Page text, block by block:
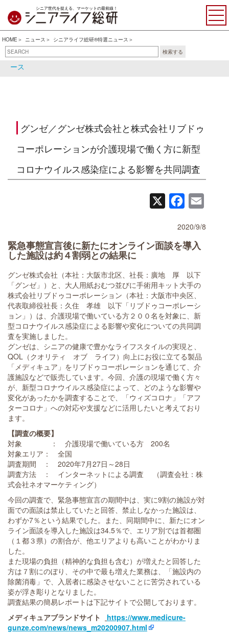
シニア世代を捉える、マーケットの最前線！
HOME ニュース
シニアライフ総研®特選ニュース
検索する
シニアライフ総研®特選ニュ
ース
シニア関連ニュース
グンゼ／グンゼ株式会社と株式会社リブドゥ
コーポレーションが介護現場で働く方に新型
コロナウイルス感染症による影響を共同調査
Facebook
2020/9/8
緊急事態宣言後に新たにオンライン面談を導入
した施設は約４割弱との結果に
グンゼ株式会社（本社：大阪市北区、社長：廣地 厚 以下
「グンゼ」）と、大人用紙おむつ並びに手術用キット大手の
株式会社リブドゥコーポレーション（本社：大阪市中央区、
代表取締役社長：久住 孝雄 以下「リブドゥコーポレーシ
ョン」）は、介護現場で働いている方２００名を対象に、新
型コロナウイルス感染症による影響や変化についての共同調
査を実施しました。
グンゼは、シニアの健康で豊かなライフスタイルの実現と、
QOL（クオリティ オブ ライフ）向上にお役に立てる製品
「メディキュア」をリブドゥコーポレーションを通じて、介
護施設などで販売しています。今回、介護の現場で働く方々
が、新型コロナウイルス感染症によって、どのような影響や
変化があったかを調査することで、「ウィズコロナ」「アフ
ターコロナ」への対応や支援などに活用したいと考えており
ます。
【調査の概要】
対象 ： 介護現場で働いている方 200名
対象エリア： 全国
調査期間 ： 2020年7月27日～28日
調査方法 ： インターネットによる調査 （調査会社：株
式会社ネオマーケティング）
今回の調査で、緊急事態宣言の期間中は、実に9割の施設が対
面での面談は禁止していたと回答、禁止しなかった施設は、
わずか7％という結果でした。また、同期間中に、新たにオン
ライン面談を導入した施設は34.5％で、エリア別では首都圏
（１都３県）の割合が、他エリアよりも高いことがわかりま
した。
また現場の負担（精神的な負担も含む）が増えたと回答した
方は７割にのぼり、その中で最も増えた業務は、「施設内の
除菌消毒」で、入居者に感染させないことに苦労されている
姿が浮き彫りとなりました。
調査結果の簡易レポートは下記サイトで公開しております。
メディキュアブランドサイト
https://www.medicure-
gunze.com/news/news_m20200907.html